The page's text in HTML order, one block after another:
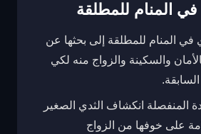
المنام للمطلقة
في المنام للمطلقة إلى بحثها عن
والسكينة والزواج منه لكي
المنفصلة انكشاف الثدي الصغير
على خوفها من الزواج